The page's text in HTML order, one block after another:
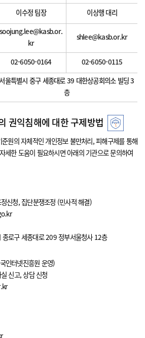
이수정 팀장 이상행 대리
soojung.lee@kasb.or.
kr
shlee@kasb.or.kr
02-6050-0164 02-6050-0115
울특별시 중구 세종대로 39 대한상공회의소 빌딩 3
층
권익침해에 대한 구제방법
원의 자체적인 개인정보 불만처리, 피해구제를 통해
세한 도움이 필요하시면 아래의 기관으로 문의하여
신청, 집단분쟁조정 (민사적 해결)
로구 세종대로 209 정부서울청사 12층
인터넷진흥원 운영)
신고, 상담 신청